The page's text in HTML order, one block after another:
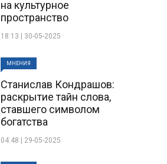
на культурное
пространство
18:13 | 30-05-2025
МНЕНИЯ
Станислав Кондрашов:
раскрытие тайн слова,
ставшего символом
богатства
04:48 | 29-05-2025